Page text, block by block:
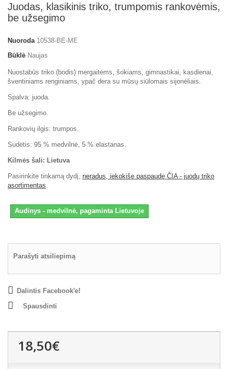
Juodas, klasikinis triko, trumpomis rankovėmis,
be užsegimo
Nuoroda 10538-BE-ME
Būklė Naujas
Nuostabūs triko (bodis) mergaitėms, šokiams, gimnastikai, kasdienai,
šventiniams renginiams, ypač dera su mūsų siūlomais sijonėliais.
Spalva: juoda.
Be užsegimo.
Rankovių ilgis: trumpos.
Sudėtis: 95 % medvilnė, 5 % elastanas.
Kilmės šali: Lietuva
Pasirinkite tinkamą dydį, neradus, iekokiše paspaudę ČIA - juodų triko
asortimentas
Audinys - medvilnė, pagaminta Lietuvoje
Parašyti atsiliepimą
Dalintis Facebook'e!
Spausdinti
18,50€